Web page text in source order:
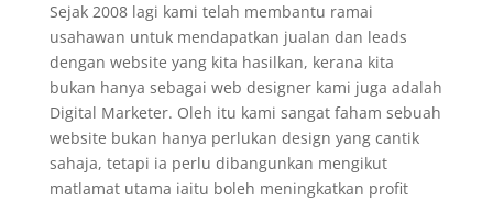
Sejak 2008 lagi kami telah membantu ramai
usahawan untuk mendapatkan jualan dan leads
dengan website yang kita hasilkan, kerana kita
bukan hanya sebagai web designer kami juga adalah
Digital Marketer. Oleh itu kami sangat faham sebuah
website bukan hanya perlukan design yang cantik
sahaja, tetapi ia perlu dibangunkan mengikut
matlamat utama iaitu boleh meningkatkan profit